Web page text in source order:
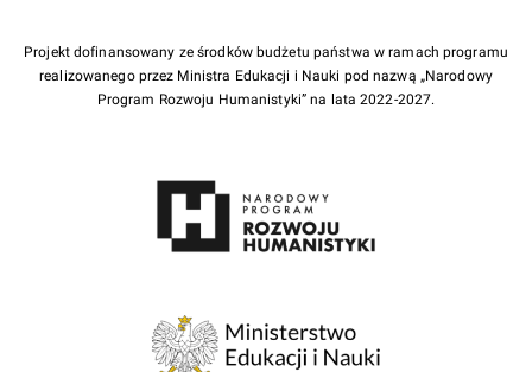
Projekt dofinansowany ze środków budżetu państwa w ramach programu
realizowanego przez Ministra Edukacji i Nauki pod nazwą „Narodowy
Program Rozwoju Humanistyki” na lata 2022-2027.